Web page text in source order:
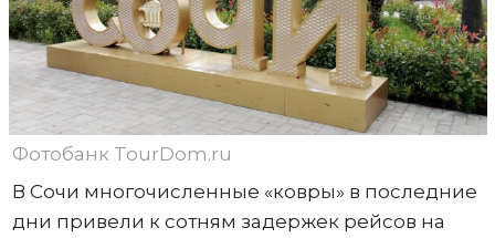
Фотобанк TourDom.ru
В Сочи многочисленные «ковры» в последние
дни привели к сотням задержек рейсов на